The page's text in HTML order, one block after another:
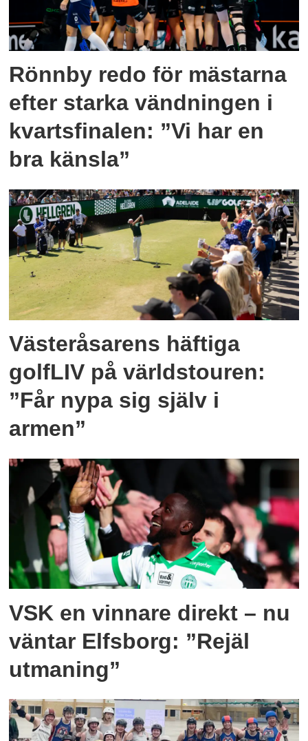
Rönnby redo för mästarna
efter starka vändningen i
kvartsfinalen: ”Vi har en
bra känsla”
Västeråsarens häftiga
golfLIV på världstouren:
”Får nypa sig själv i
armen”
VSK en vinnare direkt – nu
väntar Elfsborg: ”Rejäl
utmaning”